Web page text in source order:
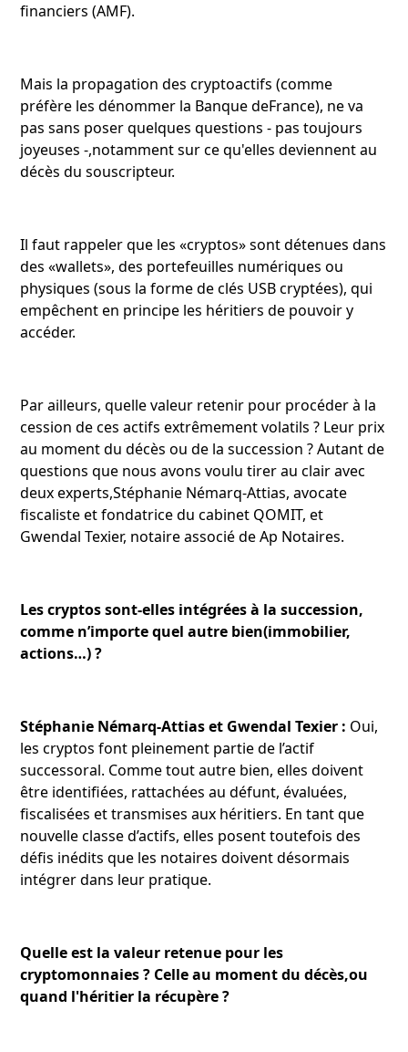
financiers (AMF).
Mais la propagation des cryptoactifs (comme
préfère les dénommer la Banque deFrance), ne va
pas sans poser quelques questions - pas toujours
joyeuses -,notamment sur ce qu'elles deviennent au
décès du souscripteur.
Il faut rappeler que les «cryptos» sont détenues dans
des «wallets», des portefeuilles numériques ou
physiques (sous la forme de clés USB cryptées), qui
empêchent en principe les héritiers de pouvoir y
accéder.
Par ailleurs, quelle valeur retenir pour procéder à la
cession de ces actifs extrêmement volatils ? Leur prix
au moment du décès ou de la succession ? Autant de
questions que nous avons voulu tirer au clair avec
deux experts,Stéphanie Némarq-Attias, avocate
fiscaliste et fondatrice du cabinet QOMIT, et
Gwendal Texier, notaire associé de Ap Notaires.
Les cryptos sont-elles intégrées à la succession,
comme n’importe quel autre bien(immobilier,
actions…) ?
Stéphanie Némarq-Attias et Gwendal Texier : Oui,
les cryptos font pleinement partie de l’actif
successoral. Comme tout autre bien, elles doivent
être identifiées, rattachées au défunt, évaluées,
fiscalisées et transmises aux héritiers. En tant que
nouvelle classe d’actifs, elles posent toutefois des
défis inédits que les notaires doivent désormais
intégrer dans leur pratique.
Quelle est la valeur retenue pour les
cryptomonnaies ? Celle au moment du décès,ou
quand l'héritier la récupère ?